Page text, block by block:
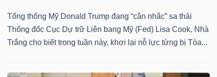
Tổng thống Mỹ Donald Trump đang “cân nhắc” sa thải
Thống đốc Cục Dự trữ Liên bang Mỹ (Fed) Lisa Cook, Nhà
Trắng cho biết trong tuần này, khơi lại nỗ lực từng bị Tòa...
liệu
tài
chính